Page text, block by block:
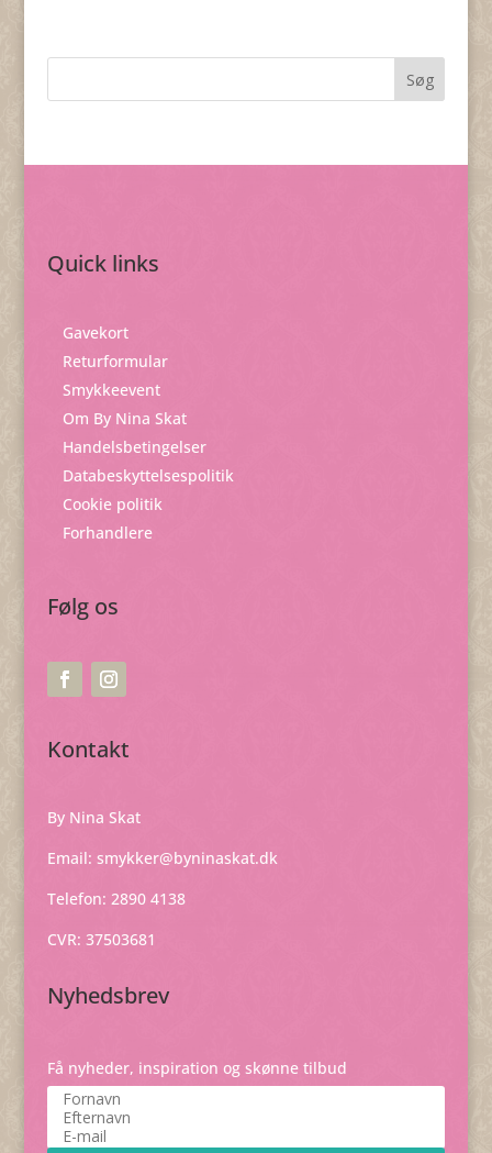
Quick links
Gavekort
Returformular
Smykkeevent
Om By Nina Skat
Handelsbetingelser
Databeskyttelsespolitik
Cookie politik
Forhandlere
Følg os
Kontakt
By Nina Skat
Email: smykker@byninaskat.dk
Telefon: 2890 4138
CVR: 37503681
Nyhedsbrev
Få nyheder, inspiration og skønne tilbud